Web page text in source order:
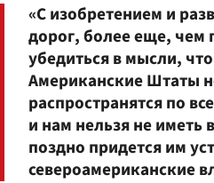
«С изобретением и
дорог, более еще,
убедиться в мысли,
Американские Штаты
распространятся по
и нам нельзя не иметь
поздно придется им
североамериканские